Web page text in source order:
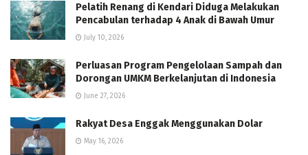
Pelatih Renang di Kendari Diduga Melakukan
Pencabulan terhadap 4 Anak di Bawah Umur
July 10, 2026
Perluasan Program Pengelolaan Sampah dan
Dorongan UMKM Berkelanjutan di Indonesia
June 27, 2026
Rakyat Desa Enggak Menggunakan Dolar
May 16, 2026